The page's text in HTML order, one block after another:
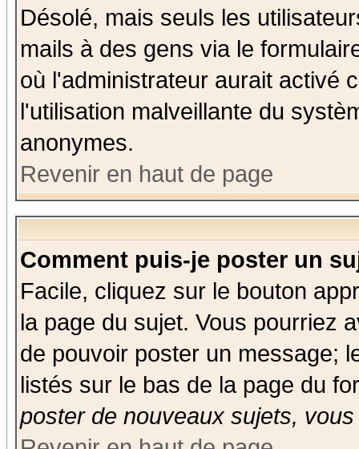
Désolé, mais seuls les
mails à des gens via le
où l'administrateur aurait activé
l'utilisation malveillante du
anonymes.
Revenir en haut de page
Comment puis-je poster un
Facile, cliquez sur le bouton
la page du sujet. Vous pourriez
de pouvoir poster un message;
listés sur le bas de la page du
poster de nouveaux sujets,